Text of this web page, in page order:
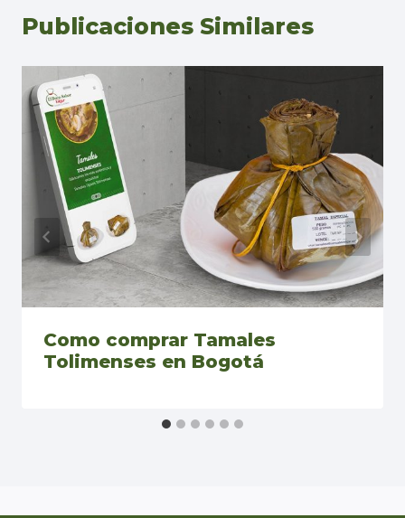
Publicaciones Similares
Como comprar Tamales
Tolimenses en Bogotá